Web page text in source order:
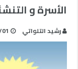
الأسرة و
رشيد التلواتي